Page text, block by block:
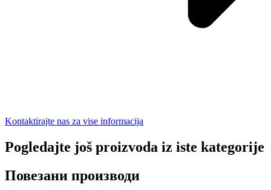
Kontaktirajte nas za vise informacija
Pogledajte još proizvoda iz iste kategorije
Повезани производи